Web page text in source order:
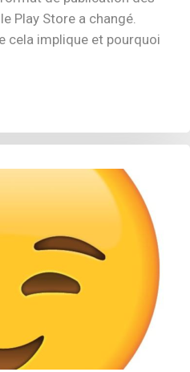
Play Store a changé.
cela implique et pourquoi